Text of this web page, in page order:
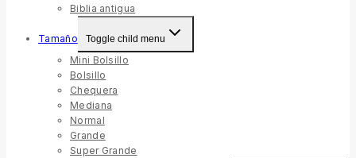
Biblia antigua
Tamaño Toggle child menu
Mini Bolsillo
Bolsillo
Chequera
Mediana
Normal
Grande
Super Grande